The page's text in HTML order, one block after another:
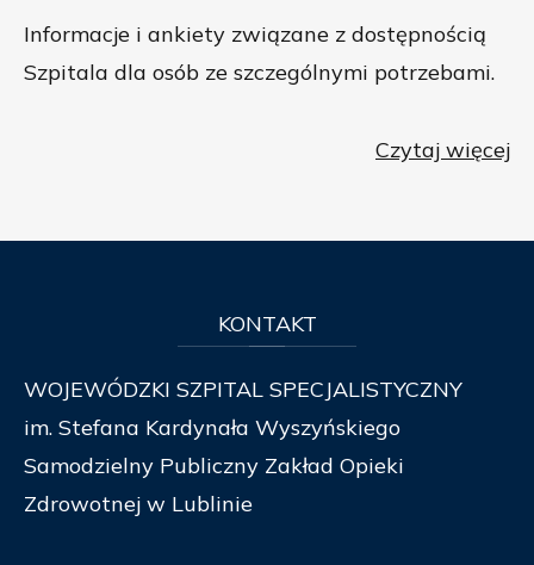
Informacje i ankiety związane z dostępnością
Szpitala dla osób ze szczególnymi potrzebami.
Czytaj więcej
KONTAKT
WOJEWÓDZKI SZPITAL SPECJALISTYCZNY
im. Stefana Kardynała Wyszyńskiego
Samodzielny Publiczny Zakład Opieki
Zdrowotnej w Lublinie